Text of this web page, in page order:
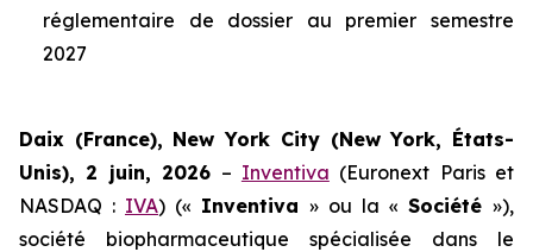
réglementaire de dossier au premier semestre
2027
Daix (France), New York City (New York, États-
Unis), 2 juin, 2026 – Inventiva (Euronext Paris et
NASDAQ : IVA) (« Inventiva » ou la « Société »),
société biopharmaceutique spécialisée dans le